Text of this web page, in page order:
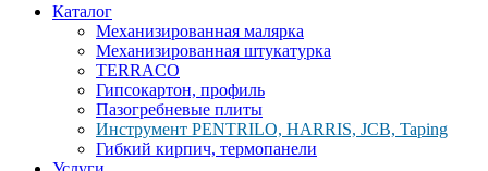
Каталог
Механизированная малярка
Механизированная штукатурка
TERRACO
Гипсокартон, профиль
Пазогребневые плиты
Инструмент PENTRILO, HARRIS, JCB, Taping
Гибкий кирпич, термопанели